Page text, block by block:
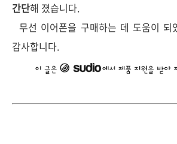
간단해 졌습니다.
무선 이어폰을 구매하는 데 도움이 되
감사합니다.